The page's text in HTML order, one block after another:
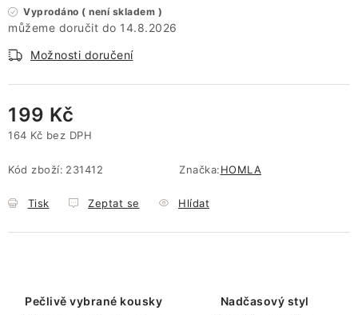
Vyprodáno ( není skladem )
14.8.2026
Možnosti doručení
199 Kč
164 Kč bez DPH
Kód zboží: 231412 Značka:HOMLA
Tisk Zeptat se Hlídat
Pečlivě vybrané kousky Nadčasový styl